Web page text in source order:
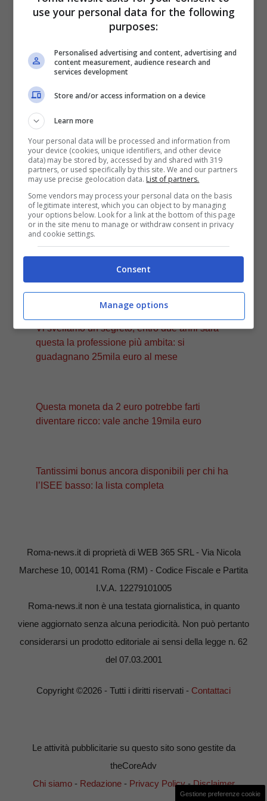
non vi faranno spendere un patrimonio Il
voglia di mare e di relax. Le agognate ferie
di agosto sono in arrivo, peccato che il
conto in banca e il portafoglio languono
miserabilmente. Che …
Leggi tutto
Categorie
Viaggi
ULTIMI ARTICOLI
Vi sveliamo un segreto, entro due anni sarà
questa la professione più ambita: si
guadagnano 25mila euro al mese
Questa moneta da 2 euro potrebbe farti
diventare ricco: vale anche 19mila euro
Tantissimi bonus ancora disponibili per chi ha
l’ISEE basso: la lista completa
Roma-news.it di proprietà di WEB 365 SRL - Via Nicola
Marchese 10, 00141 Roma (RM) - Codice Fiscale e Partita
I.V.A. 12279101005
Roma-news.it non è una testata giornalistica, in quanto
viene aggiornato senza alcuna periodicità. Non può pertanto
considerarsi un prodotto editoriale ai sensi della legge n. 62
del 07.03.2001
Copyright ©2026 - Tutti i diritti riservati - Contattaci
Le attività pubblicitarie su questo sito sono gestite da
theCoreAdv
Chi siamo- Redazione- Privacy Policy-Disclaimer
Gestione preferenze cookie
use your personal data for the following
purposes:
Personalised advertising and content, advertising and
content measurement, audience research and
services development
Store and/or access information on a device
Learn more
Your personal data will be processed and information from
your device (cookies, unique identifiers, and other device
data) may be stored by, accessed by and shared with 319
partners, or used specifically by this site. We and our partners
may use precise geolocation data. List of partners.
Some vendors may process your personal data on the basis
of legitimate interest, which you can object to by managing
your options below. Look for a link at the bottom of this page
or in the site menu to manage or withdraw consent in privacy
and cookie settings.
Consent
Manage options